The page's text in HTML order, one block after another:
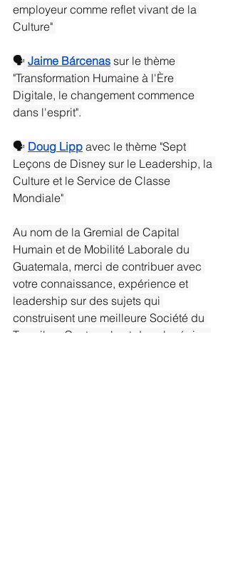
employeur comme reflet vivant de la
Culture"
🗣️ Jaime Bárcenas sur le thème
"Transformation Humaine à l'Ère
Digitale, le changement commence
dans l'esprit".
🗣️ Doug Lipp avec le thème "Sept
Leçons de Disney sur le Leadership, la
Culture et le Service de Classe
Mondiale"
Au nom de la Gremial de Capital
Humain et de Mobilité Laborale du
Guatemala, merci de contribuer avec
votre connaissance, expérience et
leadership sur des sujets qui
construisent une meilleure Société du
Travail au Guatemala et dans la région.